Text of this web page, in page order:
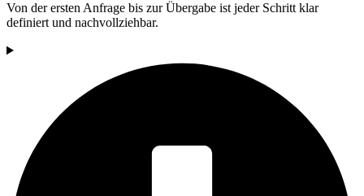
Von der ersten Anfrage bis zur Übergabe ist jeder Schritt klar
definiert und nachvollziehbar.